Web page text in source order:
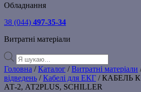
Обладнання
38 (044) 497-35-34
Витратні матеріали
Products
search
Головна /Каталог /Витратні матеріали
відведень /Кабелі для ЕКГ / КАБЕЛЬ К
АТ-2, АТ2PLUS, SCHILLER